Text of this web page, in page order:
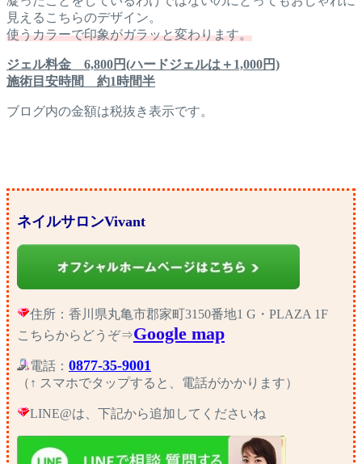
見えるこちらのデザイン。
使うカラーで印象がガラッと変わります。
ジェル料金 6,800円(ハードジェルは＋1,000円)
施術目安時間 約1時間半
ブログ内の金額は税抜き表示です。
ネイルサロンVivant
住所：香川県丸亀市郡家町3150番地1 G・PLAZA 1F
こちらからどうぞ⇒Google map
電話： 0877-35-9001
（↑ スマホでタップすると、電話がかかります）
LINE@は、下記から追加してくださいね